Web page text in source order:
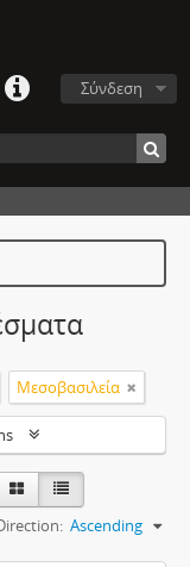
Σύνδεση
Μεσοβασιλεία
Ascending